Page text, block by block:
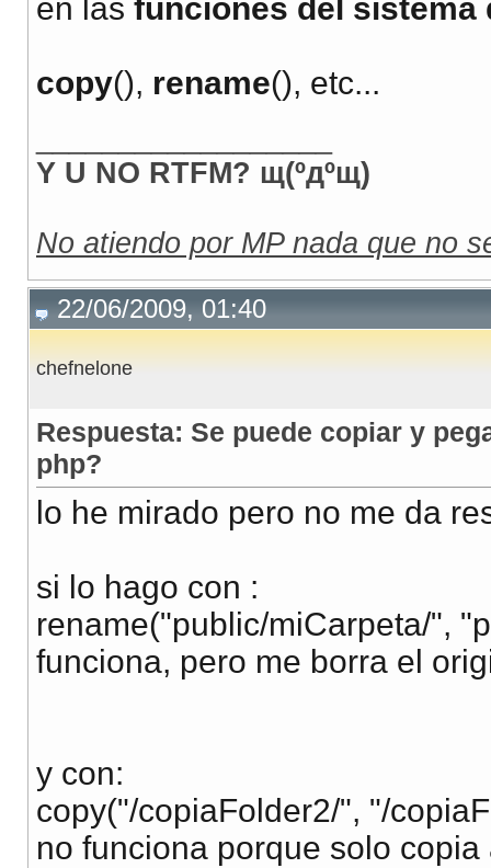
en las funciones del sistema
copy(), rename(), etc...
Y U NO RTFM? щ(ºдºщ)
No atiendo por MP nada que no
22/06/2009, 01:40
chefnelone
Respuesta: Se puede copiar y
php?
lo he mirado pero no me da
si lo hago con :
rename("public/miCarpeta/",
funciona, pero me borra el
y con:
copy("/copiaFolder2/", "/
no funciona porque solo